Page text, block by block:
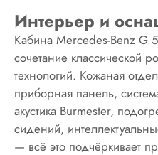
Интерьер и
Кабина Mercedes-Benz G
сочетание классической
технологий. Кожаная
приборная панель,
акустика Burmester,
сидений,
— всё это подчёркивает